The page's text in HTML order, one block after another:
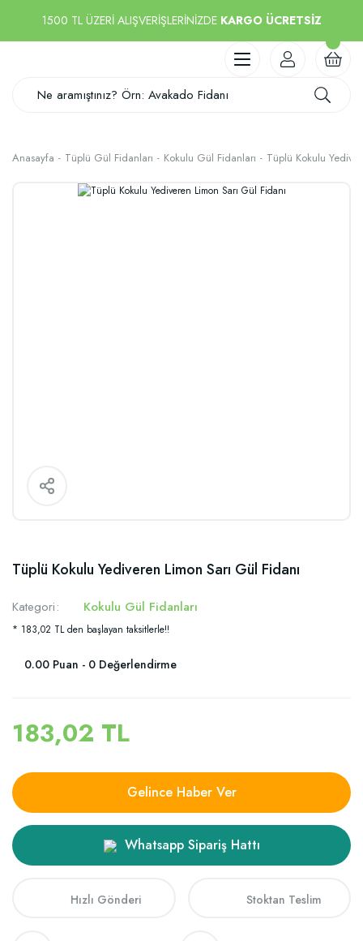
1500 TL ÜZERİ ALIŞVERİŞLERİNİZDE KARGO ÜCRETSİZ
Anasayfa Tüplü Gül Fidanları Kokulu Gül Fidanları Tüplü Kokulu
Tüplü Kokulu Yediveren Limon Sarı Gül Fidanı
Kategori Kokulu Gül Fidanları
* 183,02 TL den başlayan taksitlerle!!
0.00 Puan - 0 Değerlendirme
183,02 TL
Gelince Haber Ver
Whatsapp Sipariş Hattı
Hızlı Gönderi Stoktan Teslim